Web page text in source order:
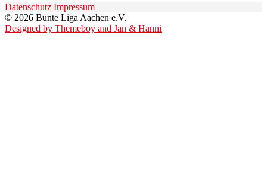
Datenschutz Impressum
© 2026 Bunte Liga Aachen e.V.
Designed by Themeboy and Jan & Hanni